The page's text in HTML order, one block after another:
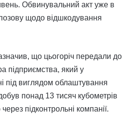
Обвинувальний акт уже в
щодо відшкодування
що цьогоріч передали до
підприємства, який у
під виглядом облаштування
понад 13 тисяч кубометрів
підконтрольні компанії.